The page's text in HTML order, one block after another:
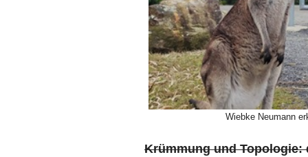
Wiebke Neumann
Krümmung und Topologie: